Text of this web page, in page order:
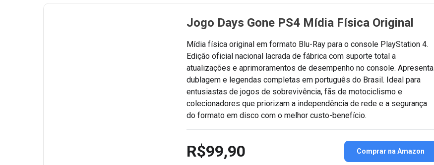
Jogo Days Gone PS4 Mídia Física Original
Mídia física original em formato Blu-Ray para o console PlayStation 4.
Edição oficial nacional lacrada de fábrica com suporte total a
atualizações e aprimoramentos de desempenho no console. Apresenta
dublagem e legendas completas em português do Brasil. Ideal para
entusiastas de jogos de sobrevivência, fãs de motociclismo e
colecionadores que priorizam a independência de rede e a segurança
do formato em disco com o melhor custo-benefício.
R$99,90 Comprar na Amazon